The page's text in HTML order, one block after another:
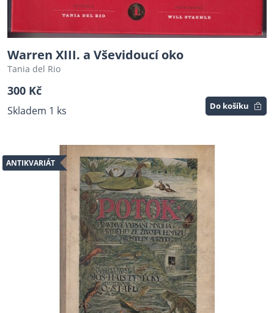
Warren XIII. a Vševidoucí oko
Tania del Rio
300 Kč
Skladem 1 ks Do košíku
ANTIKVARIÁT